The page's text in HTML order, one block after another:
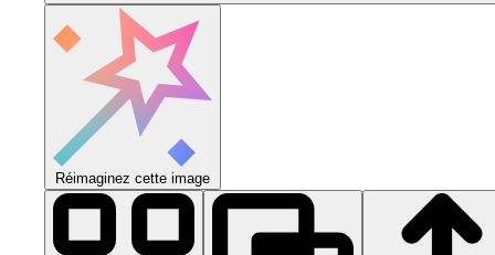
Réimaginez cette image